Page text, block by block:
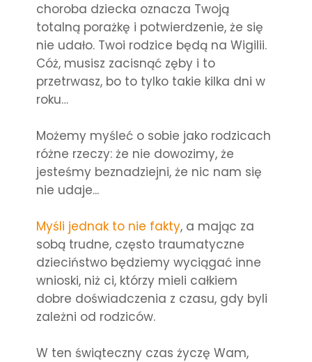
choroba dziecka oznacza Twoją
totalną porażkę i potwierdzenie, że się
nie udało. Twoi rodzice będą na Wigilii.
Cóż, musisz zacisnąć zęby i to
przetrwasz, bo to tylko takie kilka dni w
roku…
Możemy myśleć o sobie jako rodzicach
różne rzeczy: że nie dowozimy, że
jesteśmy beznadziejni, że nic nam się
nie udaje...
Myśli jednak to nie fakty, a mając za
sobą trudne, często traumatyczne
dzieciństwo będziemy wyciągać inne
wnioski, niż ci, którzy mieli całkiem
dobre doświadczenia z czasu, gdy byli
zależni od rodziców.
W ten świąteczny czas życzę Wam,